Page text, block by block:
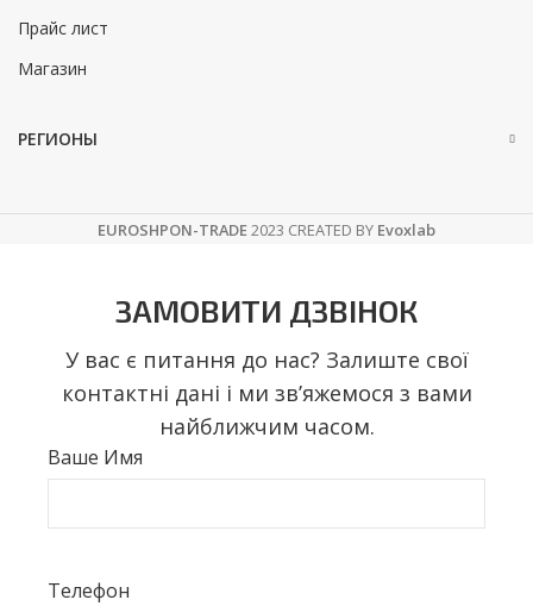
Прайс лист
Магазин
РЕГИОНЫ
EUROSHPON-TRADE 2023 CREATED BY Evoxlab
ЗАМОВИТИ ДЗВІНОК
У вас є питання до нас? Залиште свої
контактні дані і ми звʼяжемося з вами
найближчим часом.
Ваше Имя
Телефон